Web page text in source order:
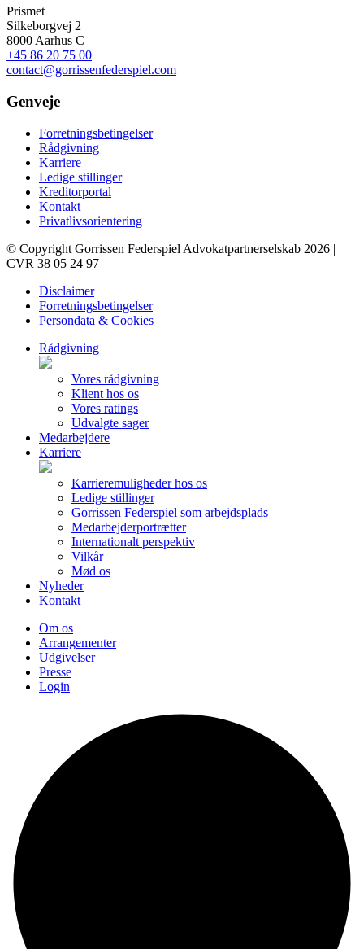
Prismet
Silkeborgvej 2
8000 Aarhus C
+45 86 20 75 00
contact@gorrissenfederspiel.com
Genveje
Forretningsbetingelser
Rådgivning
Karriere
Ledige stillinger
Kreditorportal
Kontakt
Privatlivsorientering
© Copyright Gorrissen Federspiel Advokatpartnerselskab 2026 |
CVR 38 05 24 97
Disclaimer
Forretningsbetingelser
Persondata & Cookies
Rådgivning
Vores rådgivning
Klient hos os
Vores ratings
Udvalgte sager
Medarbejdere
Karriere
Karrieremuligheder hos os
Ledige stillinger
Gorrissen Federspiel som arbejdsplads
Medarbejderportrætter
Internationalt perspektiv
Vilkår
Mød os
Nyheder
Kontakt
Om os
Arrangementer
Udgivelser
Presse
Login